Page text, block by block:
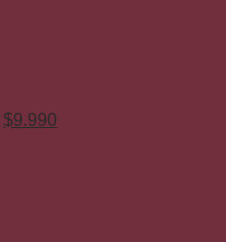
El
$9.990